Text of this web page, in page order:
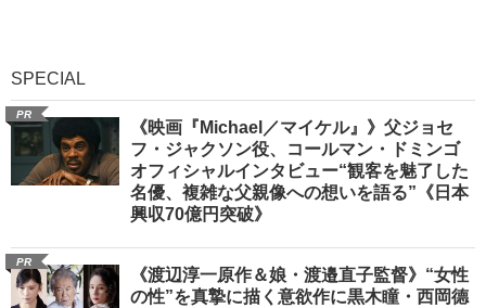
SPECIAL
PR
《映画『Michael／マイケル』》父ジョセ
フ・ジャクソン役、コールマン・ドミンゴ
オフィシャルインタビュー“観客を魅了した
名優、複雑な父親像への想いを語る”《日本
興収70億円突破》
PR
《渡辺淳一原作＆娘・渡邉直子監督》“女性
の性”を真摯に描く意欲作に黒木瞳・西岡德